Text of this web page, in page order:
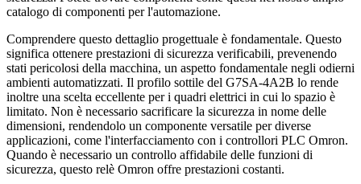
catalogo di componenti per l'automazione.
Comprendere questo dettaglio progettuale è fondamentale. Questo
significa ottenere prestazioni di sicurezza verificabili, prevenendo
stati pericolosi della macchina, un aspetto fondamentale negli odierni
ambienti automatizzati. Il profilo sottile del G7SA-4A2B lo rende
inoltre una scelta eccellente per i quadri elettrici in cui lo spazio è
limitato. Non è necessario sacrificare la sicurezza in nome delle
dimensioni, rendendolo un componente versatile per diverse
applicazioni, come l'interfacciamento con i controllori PLC Omron.
Quando è necessario un controllo affidabile delle funzioni di
sicurezza, questo relè Omron offre prestazioni costanti.